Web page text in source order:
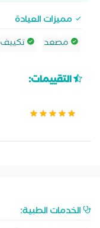
مميزات العيادة
مصعد
تكييف
التقييمات:
الخدمات الطبية: